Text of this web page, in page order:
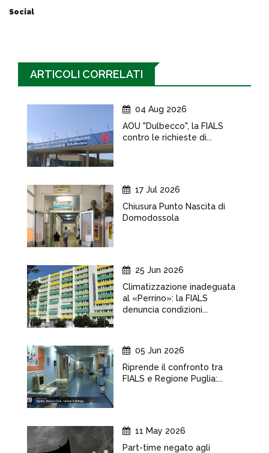
Social
ARTICOLI CORRELATI
04 Aug 2026
AOU "Dulbecco", la FIALS
contro le richieste di...
17 Jul 2026
Chiusura Punto Nascita di
Domodossola
25 Jun 2026
Climatizzazione inadeguata
al «Perrino»: la FIALS
denuncia condizioni...
05 Jun 2026
Riprende il confronto tra
FIALS e Regione Puglia:...
11 May 2026
Part-time negato agli